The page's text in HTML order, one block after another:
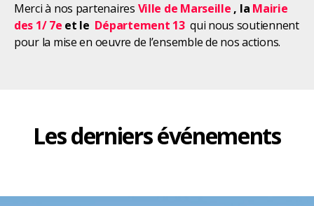
Merci à nos partenaires Ville de Marseille, la Mairie
des 1/ 7e et le Département 13 qui nous soutiennent
pour la mise en oeuvre de l’ensemble de nos actions.
Les derniers événements